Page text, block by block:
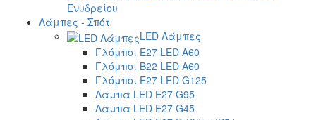
Ενυδρείου
Λάμπες - Σπότ
LED Λάμπες
Γλόμποι E27 LED A60
Γλόμποι B22 LED A60
Γλόμποι E27 LED G125
Λάμπα LED E27 G95
Λάμπα LED E27 G45